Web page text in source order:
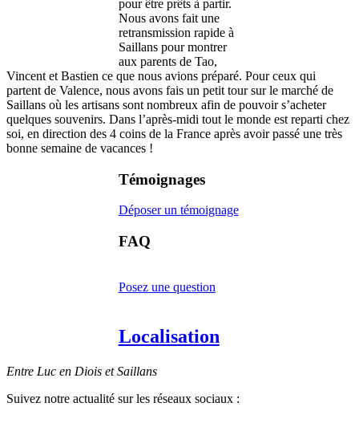
pour être prêts à partir.
Nous avons fait une
retransmission rapide à
Saillans pour montrer
aux parents de Tao,
Vincent et Bastien ce que nous avions préparé. Pour ceux qui
partent de Valence, nous avons fais un petit tour sur le marché de
Saillans où les artisans sont nombreux afin de pouvoir s’acheter
quelques souvenirs. Dans l’après-midi tout le monde est reparti chez
soi, en direction des 4 coins de la France après avoir passé une très
bonne semaine de vacances !
Témoignages
Déposer un témoignage
FAQ
Posez une question
Localisation
Entre Luc en Diois et Saillans
Suivez notre actualité sur les réseaux sociaux :